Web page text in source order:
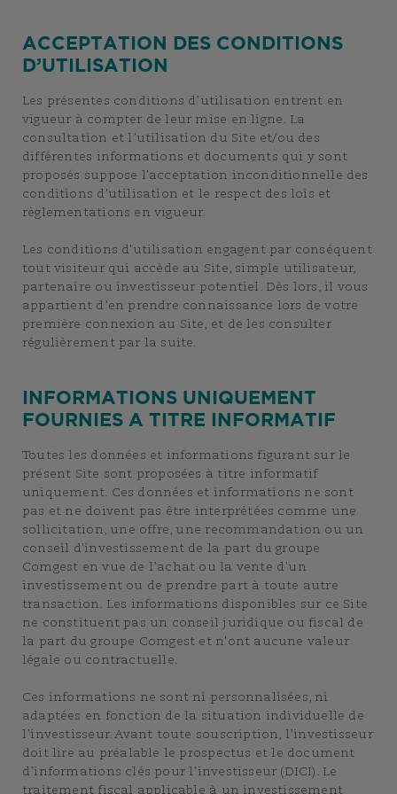
ACCEPTATION DES CONDITIONS
D’UTILISATION
Les présentes conditions d’utilisation entrent en
vigueur à compter de leur mise en ligne. La
consultation et l’utilisation du Site et/ou des
différentes informations et documents qui y sont
proposés suppose l'acceptation inconditionnelle des
conditions d'utilisation et le respect des lois et
règlementations en vigueur.
Les conditions d'utilisation engagent par conséquent
tout visiteur qui accède au Site, simple utilisateur,
partenaire ou investisseur potentiel. Dès lors, il vous
appartient d’en prendre connaissance lors de votre
première connexion au Site, et de les consulter
régulièrement par la suite.
INFORMATIONS UNIQUEMENT
FOURNIES A TITRE INFORMATIF
Toutes les données et informations figurant sur le
présent Site sont proposées à titre informatif
uniquement. Ces données et informations ne sont
pas et ne doivent pas être interprétées comme une
sollicitation, une offre, une recommandation ou un
conseil d'investissement de la part du groupe
Comgest en vue de l’achat ou la vente d’un
investissement ou de prendre part à toute autre
transaction. Les informations disponibles sur ce Site
ne constituent pas un conseil juridique ou fiscal de
la part du groupe Comgest et n'ont aucune valeur
légale ou contractuelle.
Ces informations ne sont ni personnalisées, ni
adaptées en fonction de la situation individuelle de
l’investisseur. Avant toute souscription, l’investisseur
doit lire au préalable le prospectus et le document
d’informations clés pour l’investisseur (DICI). Le
traitement fiscal applicable à un investissement